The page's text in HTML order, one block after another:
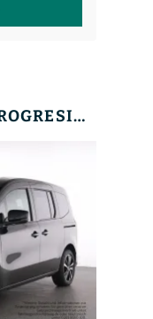
EQT 200 STANDARD PROGRESIVE MBUX+RFK+WINTER+17´